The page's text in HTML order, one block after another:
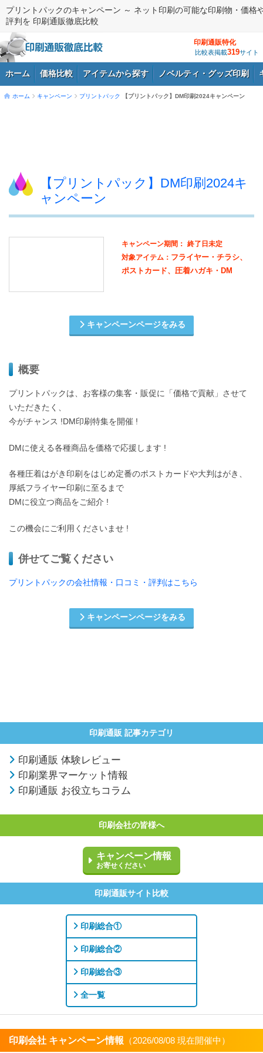
プリントパックのキャンペーン ～ ネット印刷の可能な印刷物・価格
評判を 印刷通販徹底比較
印刷通販特化
比較表掲載319サイト
ホーム 価格比較 アイテムから探す ノベルティ・グッズ印刷
ホーム キャンペーン プリントパック 【プリントパック】DM印刷2024キャンペーン
【プリントパック】DM印刷2024キ
ャンペーン
キャンペーン期間： 終了日未定
対象アイテム： フライヤー・チラシ、
ポストカード、圧着ハガキ・DM
キャンペーンページをみる
概要
プリントパックは、お客様の集客・販促に「価格で貢献」させて
いただきたく、
今がチャンス !DM印刷特集を開催 !
DMに使える各種商品を価格で応援します !
各種圧着はがき印刷をはじめ定番のポストカードや大判はがき、
厚紙フライヤー印刷に至るまで
DMに役立つ商品をご紹介 !
この機会にご利用くださいませ !
併せてご覧ください
プリントパックの会社情報・口コミ・評判はこちら
キャンペーンページをみる
印刷通販 記事カテゴリ
印刷通販 体験レビュー
印刷業界マーケット情報
印刷通販 お役立ちコラム
印刷会社の皆様へ
キャンペーン情報
お寄せください
印刷通販サイト比較
印刷総合①
印刷総合②
印刷総合③
全一覧
印刷会社 キャンペーン情報 （2026/08/08 現在開催中）